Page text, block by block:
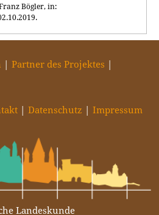
Bögler, in:
Partner des Projektes
Datenschutz Impressum
Landeskunde